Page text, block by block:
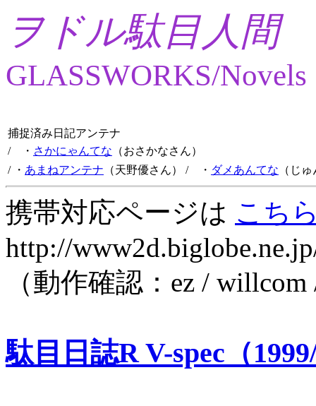
ヲドル駄目人間
GLASSWORKS/Novels
捕捉済み日記アンテナ
/ ・ さかにゃんてな （おさかなさん）
/ ・ あまねアンテナ （天野優さん） / ・ ダメあんてな （じ
携帯対応ページは こち
http://
（動作確認：ez /
駄目日誌R V-spec（